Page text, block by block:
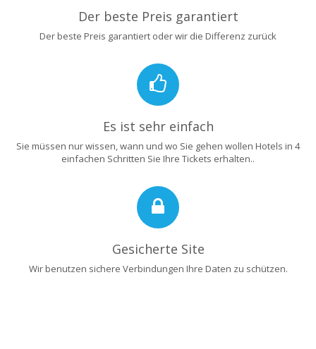
Der beste Preis garantiert
Der beste Preis garantiert oder wir die Differenz zurück
Es ist sehr einfach
Sie müssen nur wissen, wann und wo Sie gehen wollen Hotels in 4
einfachen Schritten Sie Ihre Tickets erhalten..
Gesicherte Site
Wir benutzen sichere Verbindungen Ihre Daten zu schützen.